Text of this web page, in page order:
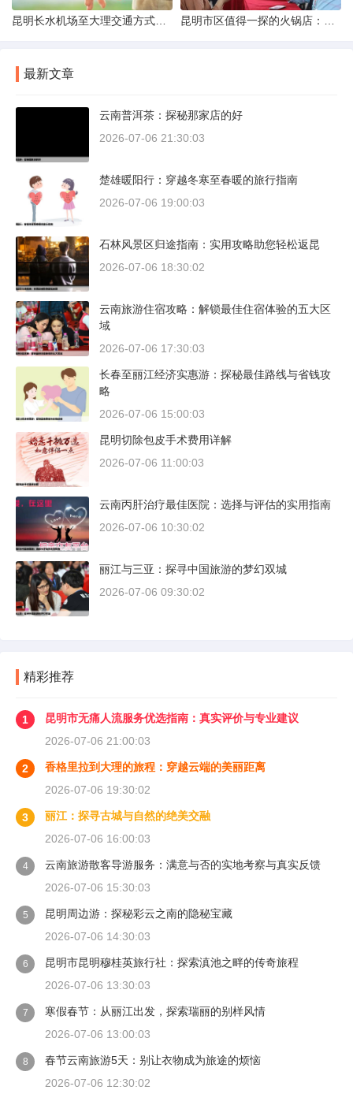
最新文章
云南普洱茶：探秘那家店的好
2026-07-06 21:30:03
楚雄暖阳行：穿越冬寒至春暖的旅行指南
2026-07-06 19:00:03
石林风景区归途指南：实用攻略助您轻松返昆
2026-07-06 18:30:02
云南旅游住宿攻略：解锁最佳住宿体验的五大区
域
2026-07-06 17:30:03
长春至丽江经济实惠游：探秘最佳路线与省钱攻
略
2026-07-06 15:00:03
昆明切除包皮手术费用详解
2026-07-06 11:00:03
云南丙肝治疗最佳医院：选择与评估的实用指南
2026-07-06 10:30:02
丽江与三亚：探寻中国旅游的梦幻双城
2026-07-06 09:30:02
精彩推荐
1
昆明市无痛人流服务优选指南：真实评价与专业建议
2026-07-06 21:00:03
2
香格里拉到大理的旅程：穿越云端的美丽距离
2026-07-06 19:30:02
3
丽江：探寻古城与自然的绝美交融
2026-07-06 16:00:03
4
云南旅游散客导游服务：满意与否的实地考察与真实反馈
2026-07-06 15:30:03
5
昆明周边游：探秘彩云之南的隐秘宝藏
2026-07-06 14:30:03
6
昆明市昆明穆桂英旅行社：探索滇池之畔的传奇旅程
2026-07-06 13:30:03
7
寒假春节：从丽江出发，探索瑞丽的别样风情
2026-07-06 13:00:03
8
春节云南旅游5天：别让衣物成为旅途的烦恼
2026-07-06 12:30:02